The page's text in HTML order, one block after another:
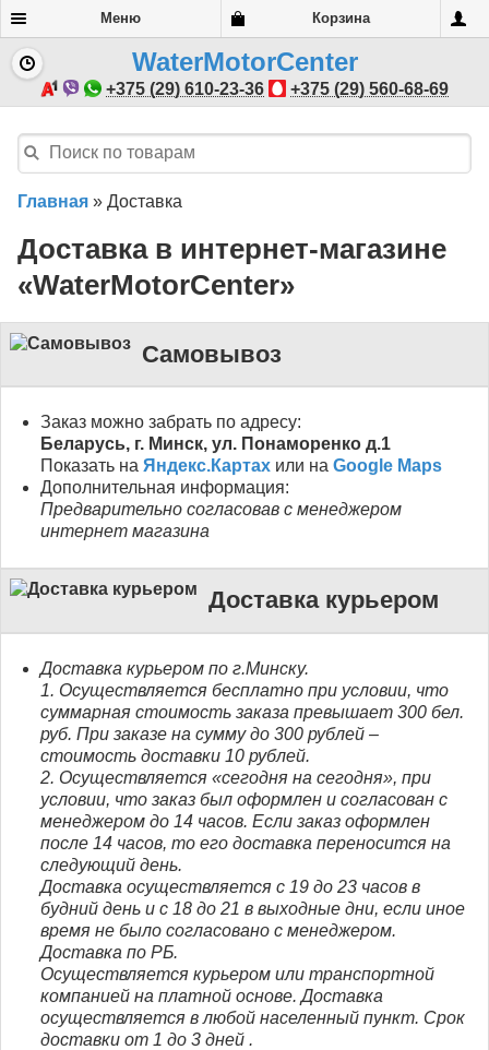
Меню Корзина
WaterMotorCenter
+375 (29) 610-23-36 +375 (29) 560-68-69
Главная » Доставка
Доставка в интернет-магазине
«WaterMotorCenter»
Самовывоз
Заказ можно забрать по адресу:
Беларусь, г. Минск, ул. Понаморенко д.1
Показать на Яндекс.Картах или на Google Maps
Дополнительная информация:
Предварительно согласовав с менеджером
интернет магазина
Доставка курьером
Доставка курьером по г.Минску.
1. Осуществляется бесплатно при условии, что
суммарная стоимость заказа превышает 300 бел.
руб. При заказе на сумму до 300 рублей –
стоимость доставки 10 рублей.
2. Осуществляется «сегодня на сегодня», при
условии, что заказ был оформлен и согласован с
менеджером до 14 часов. Если заказ оформлен
после 14 часов, то его доставка переносится на
следующий день.
Доставка осуществляется с 19 до 23 часов в
будний день и с 18 до 21 в выходные дни, если иное
время не было согласовано с менеджером.
Доставка по РБ.
Осуществляется курьером или транспортной
компанией на платной основе. Доставка
осуществляется в любой населенный пункт. Срок
доставки от 1 до 3 дней .